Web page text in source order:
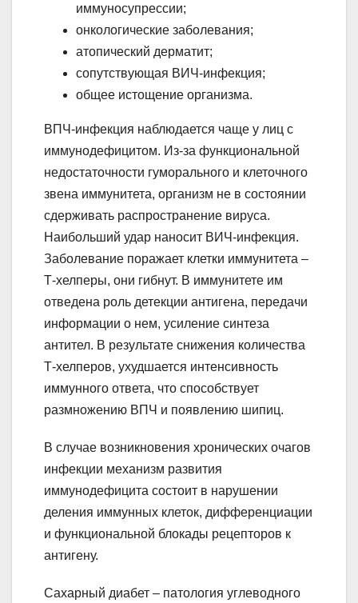
иммуносупрессии;
онкологические заболевания;
атопический дерматит;
сопутствующая ВИЧ-инфекция;
общее истощение организма.
ВПЧ-инфекция наблюдается чаще у лиц с
иммунодефицитом. Из-за функциональной
недостаточности гуморального и клеточного
звена иммунитета, организм не в состоянии
сдерживать распространение вируса.
Наибольший удар наносит ВИЧ-инфекция.
Заболевание поражает клетки иммунитета –
Т-хелперы, они гибнут. В иммунитете им
отведена роль детекции антигена, передачи
информации о нем, усиление синтеза
антител. В результате снижения количества
Т-хелперов, ухудшается интенсивность
иммунного ответа, что способствует
размножению ВПЧ и появлению шипиц.
В случае возникновения хронических очагов
инфекции механизм развития
иммунодефицита состоит в нарушении
деления иммунных клеток, дифференциации
и функциональной блокады рецепторов к
антигену.
Сахарный диабет – патология углеводного